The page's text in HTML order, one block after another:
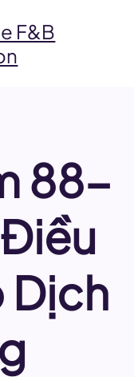
F&B
88-
Dịch